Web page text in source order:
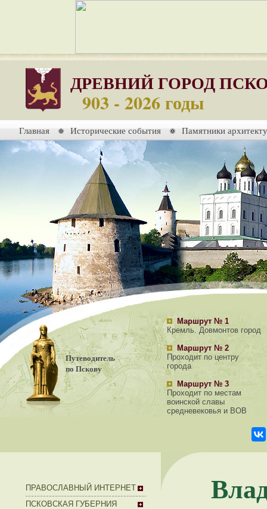
ДРЕВНИЙ ГОРОД
903 - 2026 годы
Главная Исторические события Памятники
Путеводитель
по Пскову
Маршрут № 1
Кремль. Довмонтов город
Маршрут № 2
Проходит по центру
города
Маршрут № 3
Проходит по местам
воинской славы
средневековья и ВОВ
ПРАВОСЛАВНЫЙ ИНТЕРНЕТ
ПСКОВСКАЯ ГУБЕРНИЯ